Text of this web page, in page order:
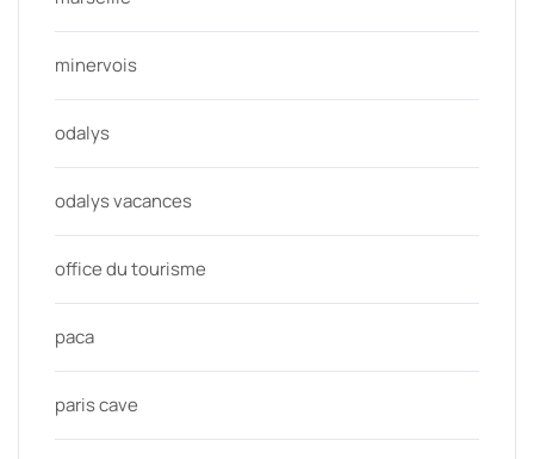
minervois
odalys
odalys vacances
office du tourisme
paca
paris cave